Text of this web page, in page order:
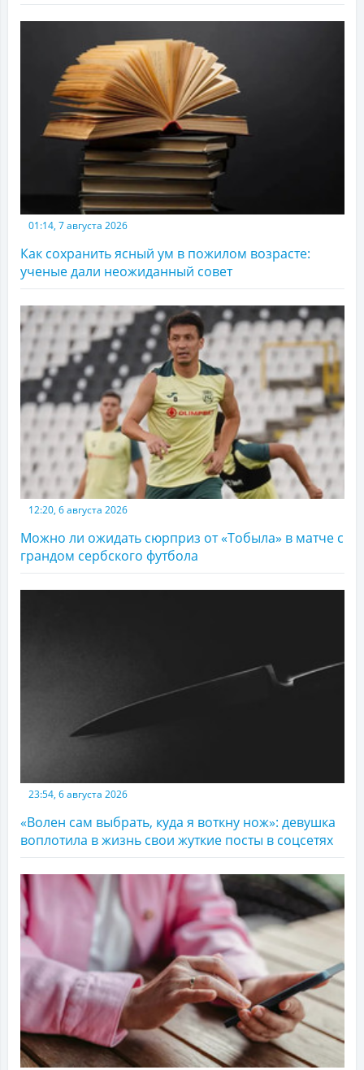
01:14, 7 августа 2026
Как сохранить ясный ум в пожилом возрасте:
ученые дали неожиданный совет
12:20, 6 августа 2026
Можно ли ожидать сюрприз от «Тобыла» в матче с
грандом сербского футбола
23:54, 6 августа 2026
«Волен сам выбрать, куда я воткну нож»: девушка
воплотила в жизнь свои жуткие посты в соцсетях